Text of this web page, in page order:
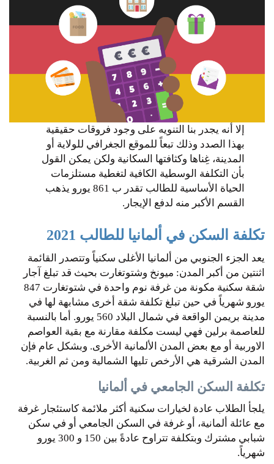
إلا أنه يجدر بنا التنويه على وجود فروقات حقيقية
بهذا الصدد وذلك تبعاً للموقع الجغرافي للولاية أو
المدينة، غِناها وكثافتها السكانية ولكن يمكن القول
بأن التكلفة الوسطية الكافية لتغطية مستلزمات
الحياة الأساسية للطالب تقدر ب 861 يورو يذهب
القسم الأكبر منه لدفع الإيجار.
تكلفة السكن في ألمانيا للطالب 2021
يعد الجزء الجنوبي من ألمانيا الأغلى سكنياً وتتصدر القائمة
اثنتين من أكبر المدن: ميونخ وشتوتغارت بحيث قد تبلغ آجار
شقة سكنية مكونة من غرفة نوم واحدة في شتوتغارت 847
يورو شهرياً في حين تبلغ تكلفة شقة أخرى مشابهة لها في
مدينة بريمن الواقعة في شمال البلاد 560 يورو. أما بالنسبة
للعاصمة برلين فهي ليست مكلفة مقارنة مع بقية العواصم
الاوربية أو مع بعض المدن الألمانية الأخرى. وبشكل عام فإن
المدن الشرقية هي الأرخص تليها الشمالية ومن ثم الغربية.
تكلفة السكن الجامعي في ألمانيا
يلجأ الطلاب عادة لخيارات سكنية أكثر ملائمة كاستئجار غرفة
مع عائلة ألمانية، أو غرفة في السكن الجامعي أو في سكن
شبابي مشترك وبتكلفة تتراوح عادةً بين 150 و 300 يورو
شهرياً.